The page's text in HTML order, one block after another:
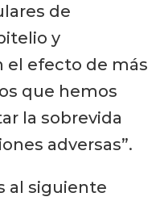
de
y
el efecto de más
que hemos
la sobrevida
adversas”.
al siguiente